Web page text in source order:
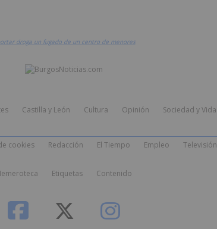
droga un fugado de un centro de menores
Castilla y León Cultura Opinión Sociedad y Vida
cookies Redacción El Tiempo Empleo Televisión
Etiquetas Contenido